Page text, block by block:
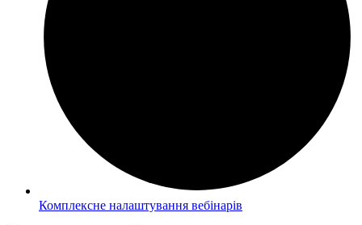
Комплексне налаштування вебінарів